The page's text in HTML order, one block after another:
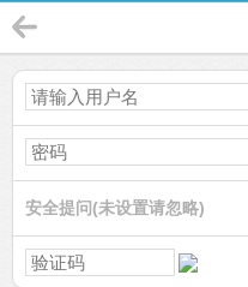
安全提问(未设置请忽略)